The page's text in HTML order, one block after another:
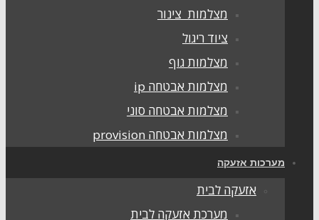
מצלמות צינור
ציוד ריגול
מצלמות גוף
מצלמות אבטחה ip
מצלמות אבטחה סוני
מצלמות אבטחה provision
אזעקה
אזעקה לבית
מערכת אזעקה לבית